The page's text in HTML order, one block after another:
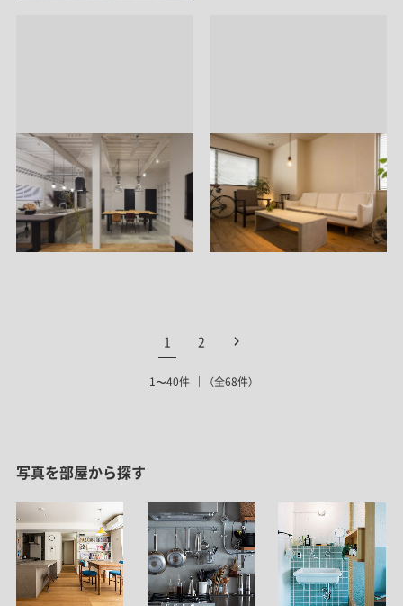
1 2
1〜40件 （全68件）
写真を部屋から探す